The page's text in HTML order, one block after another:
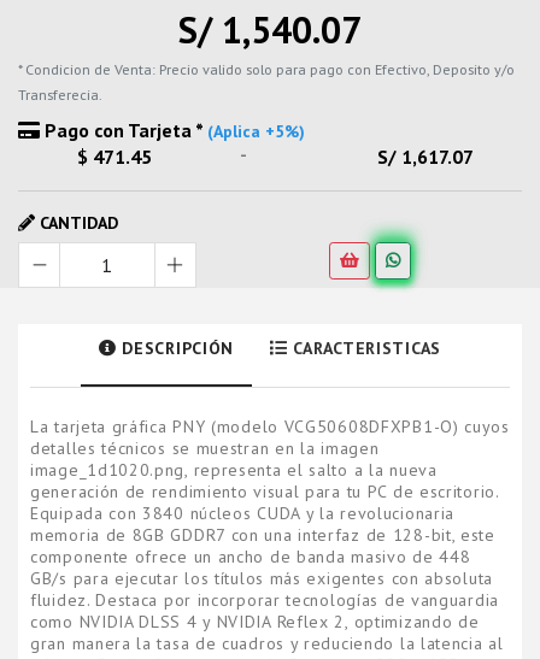
S/ 1,540.07
* Condicion de Venta: Precio valido solo para pago con Efectivo, Deposito y/o
Transferecia.
Pago con Tarjeta * (Aplica +5%)
$ 471.45 - S/ 1,617.07
CANTIDAD
DESCRIPCIÓN CARACTERISTICAS
La tarjeta gráfica PNY (modelo VCG50608DFXPB1-O) cuyos
detalles técnicos se muestran en la imagen
image_1d1020.png, representa el salto a la nueva
generación de rendimiento visual para tu PC de escritorio.
Equipada con 3840 núcleos CUDA y la revolucionaria
memoria de 8GB GDDR7 con una interfaz de 128-bit, este
componente ofrece un ancho de banda masivo de 448
GB/s para ejecutar los títulos más exigentes con absoluta
fluidez. Destaca por incorporar tecnologías de vanguardia
como NVIDIA DLSS 4 y NVIDIA Reflex 2, optimizando de
gran manera la tasa de cuadros y reduciendo la latencia al